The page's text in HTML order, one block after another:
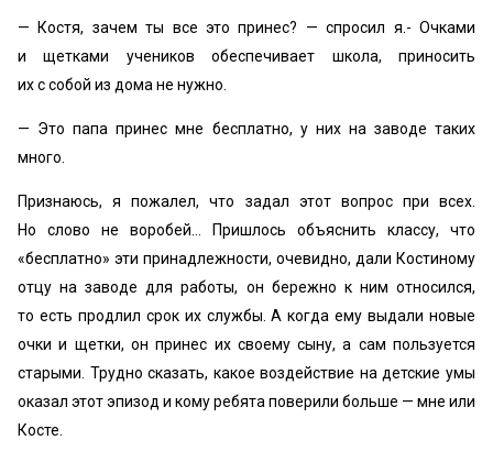
— Костя, зачем ты все это принес? — спросил я.- Очками
и щетками учеников обеспечивает школа, приносить
их с собой из дома не нужно.
— Это папа принес мне бесплатно, у них на заводе таких
много.
Признаюсь, я пожалел, что задал этот вопрос при всех.
Но слово не воробей… Пришлось объяснить классу, что
«бесплатно» эти принадлежности, очевидно, дали Костиному
отцу на заводе для работы, он бережно к ним относился,
то есть продлил срок их службы. А когда ему выдали новые
очки и щетки, он принес их своему сыну, а сам пользуется
старыми. Трудно сказать, какое воздействие на детские умы
оказал этот эпизод и кому ребята поверили больше — мне или
Косте.